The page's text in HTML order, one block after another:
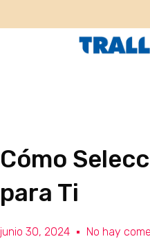
Cómo
para Ti
junio 30, 2024 No hay